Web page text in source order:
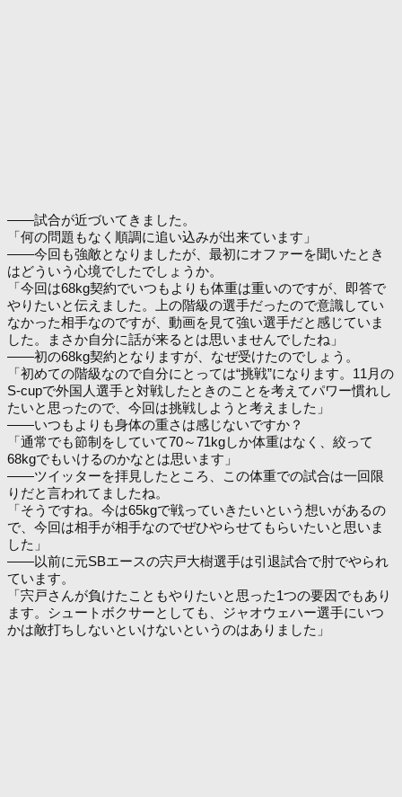
――試合が近づいてきました。
「何の問題もなく順調に追い込みが出来ています」
――今回も強敵となりましたが、最初にオファーを聞いたとき
はどういう心境でしたでしょうか。
「今回は68kg契約でいつもよりも体重は重いのですが、即答で
やりたいと伝えました。上の階級の選手だったので意識してい
なかった相手なのですが、動画を見て強い選手だと感じていま
した。まさか自分に話が来るとは思いませんでしたね」
――初の68kg契約となりますが、なぜ受けたのでしょう。
「初めての階級なので自分にとっては“挑戦”になります。11月の
S-cupで外国人選手と対戦したときのことを考えてパワー慣れし
たいと思ったので、今回は挑戦しようと考えました」
――いつもよりも身体の重さは感じないですか？
「通常でも節制をしていて70～71kgしか体重はなく、絞って
68kgでもいけるのかなとは思います」
――ツイッターを拝見したところ、この体重での試合は一回限
りだと言われてましたね。
「そうですね。今は65kgで戦っていきたいという想いがあるの
で、今回は相手が相手なのでぜひやらせてもらいたいと思いま
した」
――以前に元SBエースの宍戸大樹選手は引退試合で肘でやられ
ています。
「宍戸さんが負けたこともやりたいと思った1つの要因でもあり
ます。シュートボクサーとしても、ジャオウェハー選手にいつ
かは敵打ちしないといけないというのはありました」